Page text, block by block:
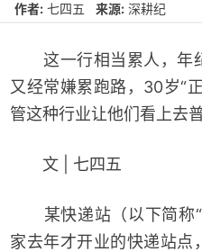
作者: 七四五 来源: 深耕纪
这一行相当累人，年
又经常嫌累跑路，30岁“
管这种行业让他们看上去
文 | 七四五
某快递站（以下简称“
家去年才开业的快递站点